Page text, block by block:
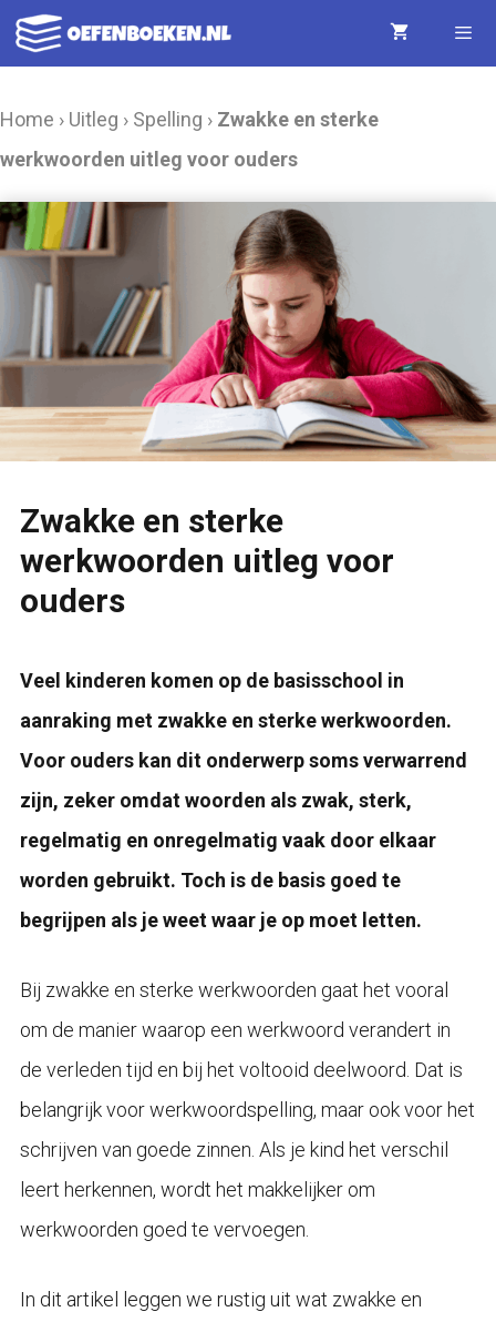
Ga
naar
Home › Uitleg › Spelling › Zwakke en sterke
werkwoorden uitleg voor ouders
Zwakke en sterke
werkwoorden uitleg voor
ouders
Veel kinderen komen op de basisschool in
aanraking met zwakke en sterke werkwoorden.
Voor ouders kan dit onderwerp soms verwarrend
zijn, zeker omdat woorden als zwak, sterk,
regelmatig en onregelmatig vaak door elkaar
worden gebruikt. Toch is de basis goed te
begrijpen als je weet waar je op moet letten.
Bij zwakke en sterke werkwoorden gaat het vooral
om de manier waarop een werkwoord verandert in
de verleden tijd en bij het voltooid deelwoord. Dat is
belangrijk voor werkwoordspelling, maar ook voor het
schrijven van goede zinnen. Als je kind het verschil
leert herkennen, wordt het makkelijker om
werkwoorden goed te vervoegen.
In dit artikel leggen we rustig uit wat zwakke en